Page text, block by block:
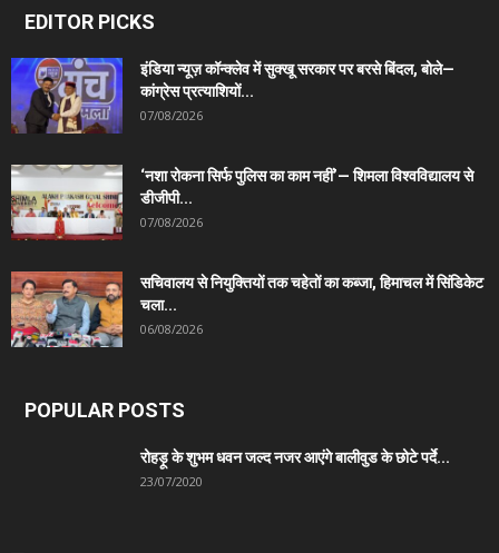
EDITOR PICKS
इंडिया न्यूज़ कॉन्क्लेव में सुक्खू सरकार पर बरसे बिंदल, बोले—
कांग्रेस प्रत्याशियों...
07/08/2026
‘नशा रोकना सिर्फ पुलिस का काम नहीं’— शिमला विश्वविद्यालय से
डीजीपी...
07/08/2026
सचिवालय से नियुक्तियों तक चहेतों का कब्जा, हिमाचल में सिंडिकेट
चला...
06/08/2026
POPULAR POSTS
रोहड़ू के शुभम धवन जल्द नजर आएंगे बालीवुड के छोटे पर्दे...
23/07/2020